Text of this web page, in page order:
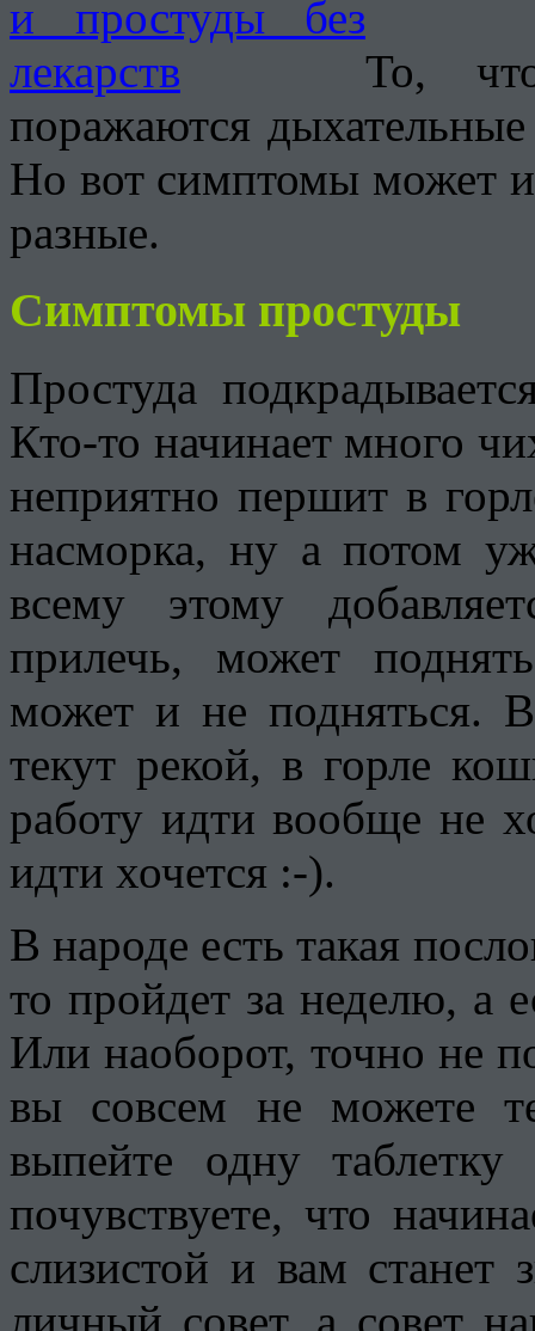
То,
поражаются
Но вот симптомы может и
разные.
Симптомы простуды
Простуда
Кто-то начинает много
неприятно першит в
насморка, ну а потом
всему этому
прилечь, может
может и не подняться.
текут рекой, в горле
работу идти вообще не
идти хочется :-).
В народе есть такая
то пройдет за неделю, а
Или наоборот, точно не
вы совсем не можете
выпейте одну таблетку
почувствуете, что
слизистой и вам станет